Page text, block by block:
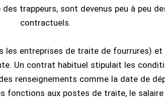
trappeurs, sont devenus peu à peu
contractuels.
les entreprises de traite de fourrures) et
Un contrat habituel stipulait les
renseignements comme la date de
fonctions aux postes de traite, le